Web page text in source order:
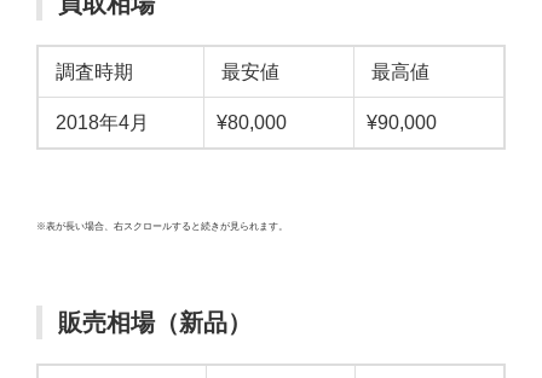
調査時期 最安値 最高値
2018年4月 ¥80,000 ¥90,000
※表が長い場合、右スクロールすると続きが見られます。
販売相場（新品）